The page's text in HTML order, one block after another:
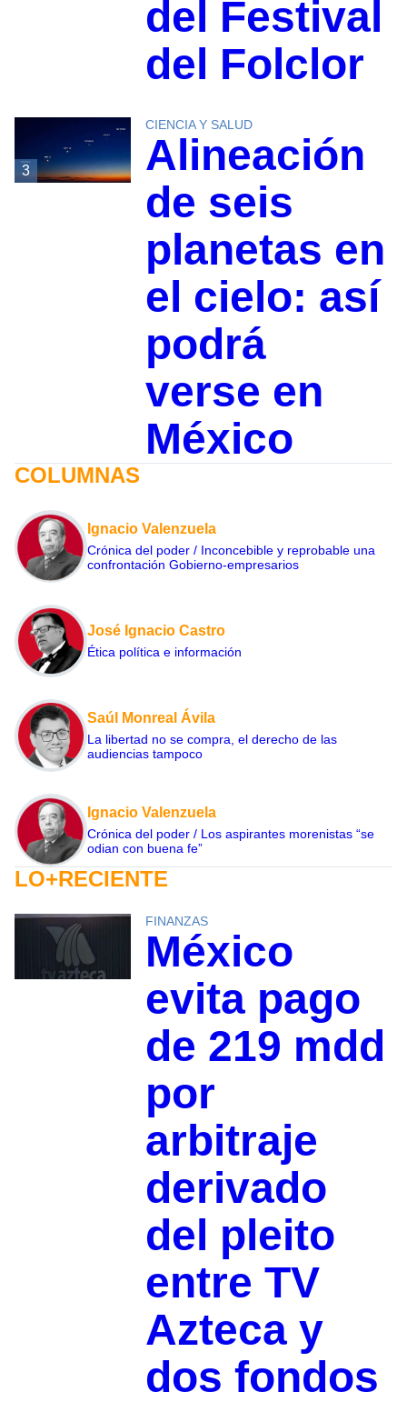
del Festival
del Folclor
3
CIENCIA Y SALUD
Alineación
de seis
planetas en
el cielo: así
podrá
verse en
México
COLUMNAS
Ignacio Valenzuela
Crónica del poder / Inconcebible y reprobable una
confrontación Gobierno-empresarios
José Ignacio Castro
Ética política e información
Saúl Monreal Ávila
La libertad no se compra, el derecho de las
audiencias tampoco
Ignacio Valenzuela
Crónica del poder / Los aspirantes morenistas “se
odian con buena fe”
LO+RECIENTE
FINANZAS
México
evita pago
de 219 mdd
por
arbitraje
derivado
del pleito
entre TV
Azteca y
dos fondos